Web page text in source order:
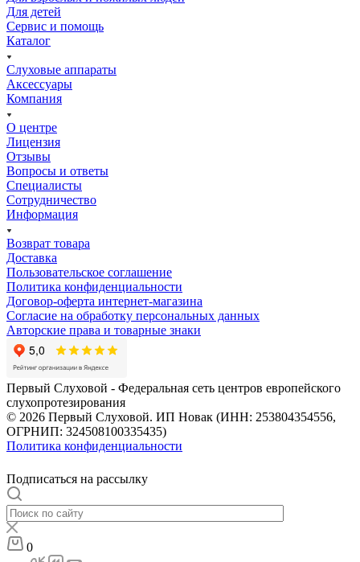
Для детей
Сервис и помощь
Каталог
Слуховые аппараты
Аксессуары
Компания
О центре
Лицензия
Отзывы
Вопросы и ответы
Специалисты
Сотрудничество
Информация
Возврат товара
Доставка
Пользовательское соглашение
Политика конфиденциальности
Договор-оферта интернет-магазина
Согласие на обработку персональных данных
Авторские права и товарные знаки
Первый Слуховой - Федеральная сеть центров европейского
слухопротезирования
© 2026 Первый Слуховой. ИП Новак (ИНН: 253804354556,
ОГРНИП: 324508100335435)
Политика конфиденциальности
Подписаться на рассылку
0